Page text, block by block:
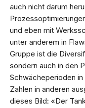
auch nicht darum
und eben mit
unter anderem in
Gruppe ist die
sondern auch in den
Schwächeperioden
Zahlen in anderen
dieses Bild: «Der